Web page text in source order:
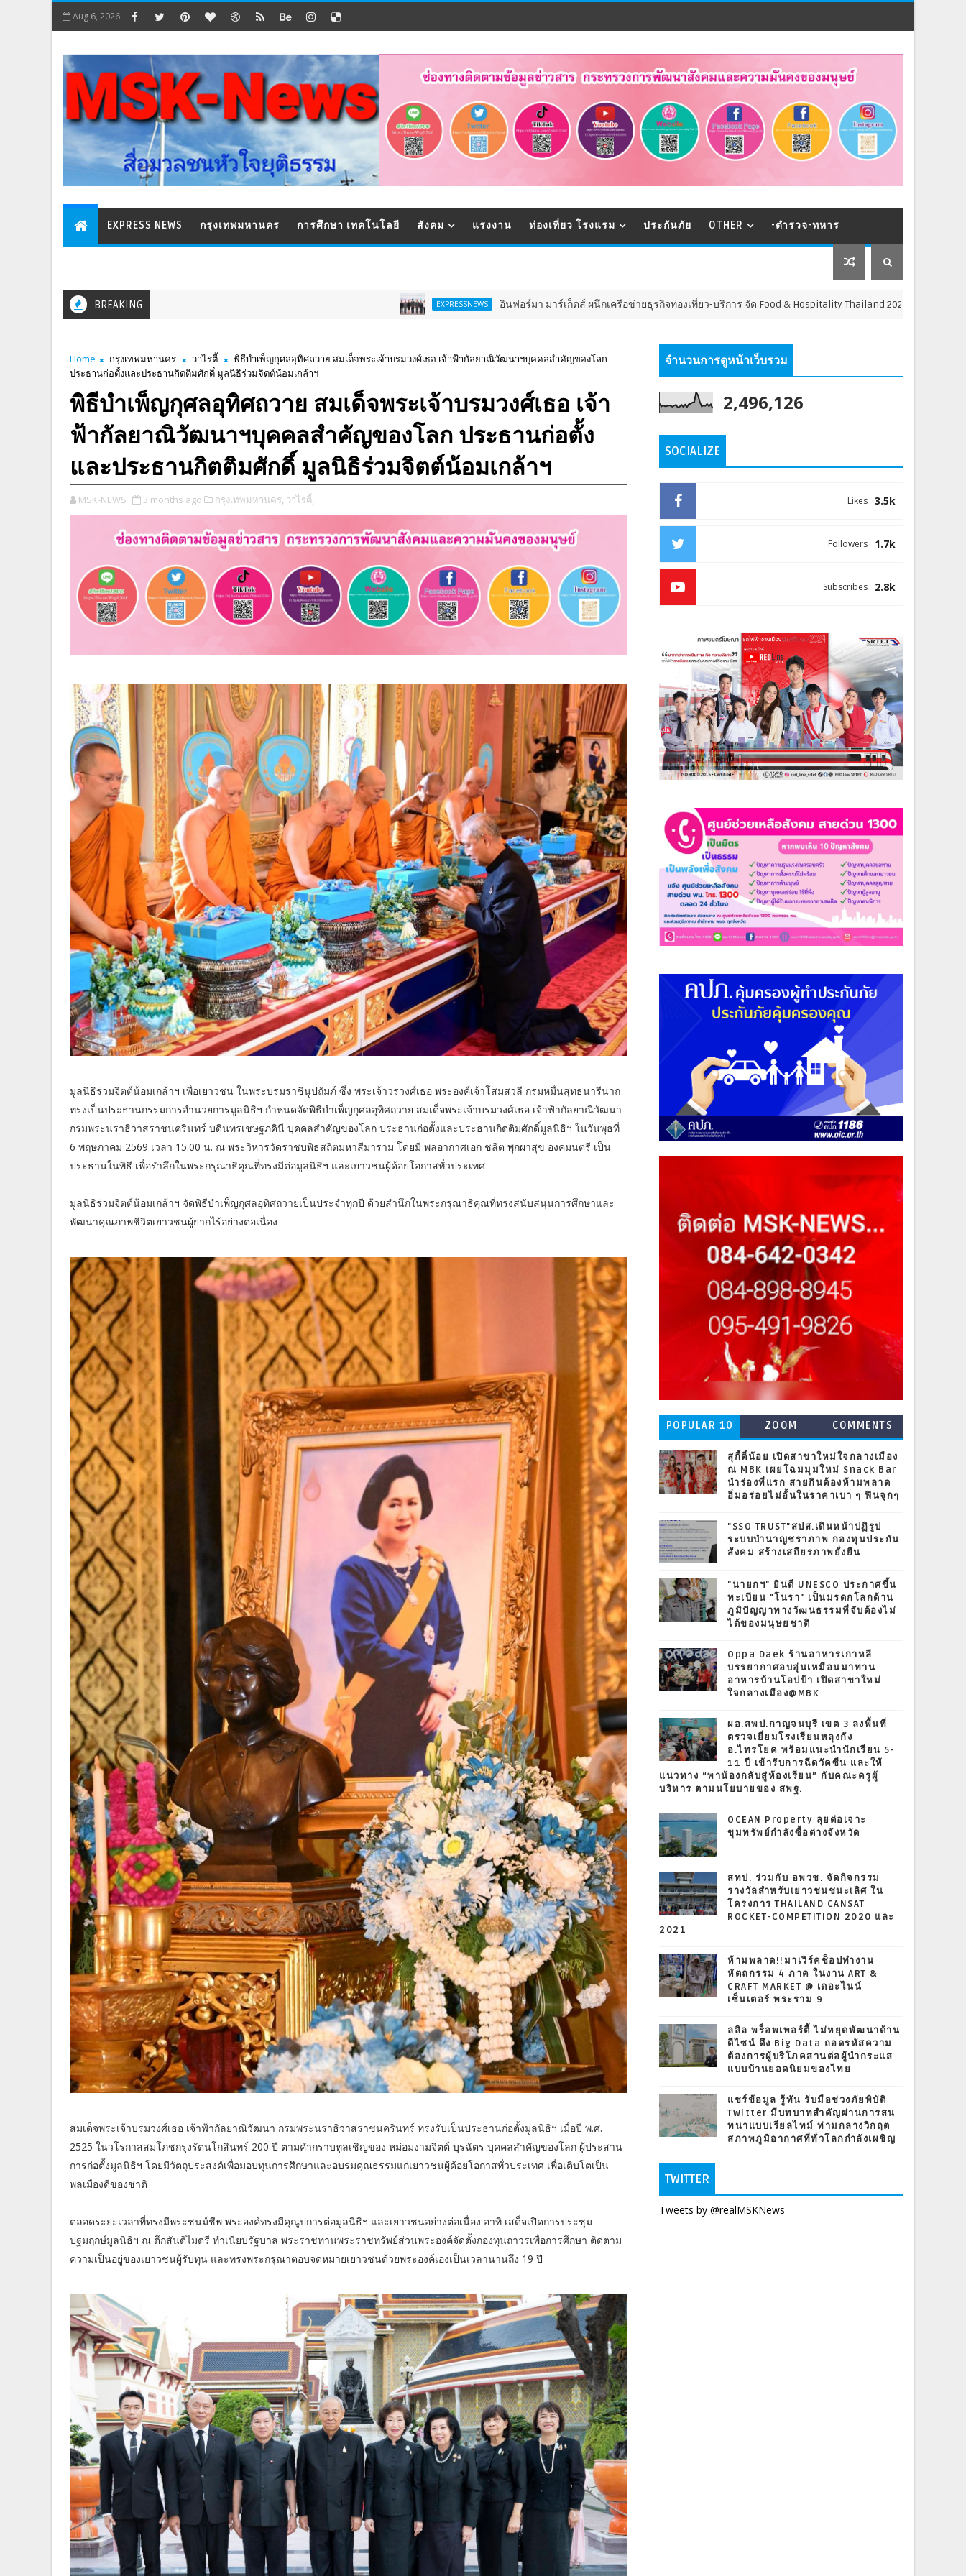
Aug 6, 2026
EXPRESS NEWS กรุงเทพมหานคร การศึกษา เทคโนโลยี สังคม แรงงาน ท่องเที่ยว โรงแรม ประกันภัย OTHER -ตำรวจ-ทหาร
BREAKING EXPRESSNEWS อินฟอร์มา มาร์เก็ตส์ ผนึกเครือข่ายธุรกิจท่องเที่ยว-บริการ จัด Food & Hospitality Thailand 2026 เชื่อม 4 งานใหญ่ สร้างโอกาส
Home กรุงเทพมหานคร วาไรตี้
พิธีบำเพ็ญกุศลอุทิศถวาย สมเด็จพระเจ้าบรมวงศ์เธอ เจ้าฟ้ากัลยาณิวัฒนาฯบุคคลสำคัญของโลก
ประธานก่อตั้งและประธานกิตติมศักดิ์ มูลนิธิร่วมจิตต์น้อมเกล้าฯ
พิธีบำเพ็ญกุศลอุทิศถวาย สมเด็จพระเจ้าบรมวงศ์เธอ เจ้า
ฟ้ากัลยาณิวัฒนาฯบุคคลสำคัญของโลก ประธานก่อตั้ง
และประธานกิตติมศักดิ์ มูลนิธิร่วมจิตต์น้อมเกล้าฯ
MSK-NEWS 3 months ago กรุงเทพมหานคร, วาไรตี้,
มูลนิธิร่วมจิตต์น้อมเกล้าฯ เพื่อเยาวชน ในพระบรมราชินูปถัมภ์ ซึ่ง พระเจ้าวรวงศ์เธอ พระองค์เจ้าโสมสวลี กรมหมื่นสุทธนารีนาถ
ทรงเป็นประธานกรรมการอำนวยการมูลนิธิฯ กำหนดจัดพิธีบำเพ็ญกุศลอุทิศถวาย สมเด็จพระเจ้าบรมวงศ์เธอ เจ้าฟ้ากัลยาณิวัฒนา
กรมพระนราธิวาสราชนครินทร์ บดินทรเชษฐภคินี บุคคลสำคัญของโลก ประธานก่อตั้งและประธานกิตติมศักดิ์มูลนิธิฯ ในวันพุธที่
6 พฤษภาคม 2569 เวลา 15.00 น. ณ พระวิหารวัดราชบพิธสถิตมหาสีมาราม โดยมี พลอากาศเอก ชลิต พุกผาสุข องคมนตรี เป็น
ประธานในพิธี เพื่อรำลึกในพระกรุณาธิคุณที่ทรงมีต่อมูลนิธิฯ และเยาวชนผู้ด้อยโอกาสทั่วประเทศ
มูลนิธิร่วมจิตต์น้อมเกล้าฯ จัดพิธีบำเพ็ญกุศลอุทิศถวายเป็นประจำทุกปี ด้วยสำนึกในพระกรุณาธิคุณที่ทรงสนับสนุนการศึกษาและ
พัฒนาคุณภาพชีวิตเยาวชนผู้ยากไร้อย่างต่อเนื่อง
สมเด็จพระเจ้าบรมวงศ์เธอ เจ้าฟ้ากัลยาณิวัฒนา กรมพระนราธิวาสราชนครินทร์ ทรงรับเป็นประธานก่อตั้งมูลนิธิฯ เมื่อปี พ.ศ.
2525 ในวโรกาสสมโภชกรุงรัตนโกสินทร์ 200 ปี ตามคำกราบทูลเชิญของ หม่อมงามจิตต์ บุรฉัตร บุคคลสำคัญของโลก ผู้ประสาน
การก่อตั้งมูลนิธิฯ โดยมีวัตถุประสงค์เพื่อมอบทุนการศึกษาและอบรมคุณธรรมแก่เยาวชนผู้ด้อยโอกาสทั่วประเทศ เพื่อเติบโตเป็น
พลเมืองดีของชาติ
ตลอดระยะเวลาที่ทรงมีพระชนม์ชีพ พระองค์ทรงมีคุณูปการต่อมูลนิธิฯ และเยาวชนอย่างต่อเนื่อง อาทิ เสด็จเปิดการประชุม
ปฐมฤกษ์มูลนิธิฯ ณ ตึกสันติไมตรี ทำเนียบรัฐบาล พระราชทานพระราชทรัพย์ส่วนพระองค์จัดตั้งกองทุนถาวรเพื่อการศึกษา ติดตาม
ความเป็นอยู่ของเยาวชนผู้รับทุน และทรงพระกรุณาตอบจดหมายเยาวชนด้วยพระองค์เองเป็นเวลานานถึง 19 ปี
จำนวนการดูหน้าเว็บรวม
2,496,126
SOCIALIZE
3.5k
Likes
1.7k
Followers
2.8k
Subscribes
POPULAR 10 ZOOM COMMENTS
สุกี้ตี๋น้อย เปิดสาขาใหม่ใจกลางเมือง
ณ MBK เผยโฉมมุมใหม่ Snack Bar
นำร่องที่แรก สายกินต้องห้ามพลาด
อิ่มอร่อยไม่อั้นในราคาเบา ๆ ฟินจุกๆ
"SSO TRUST"สปส.เดินหน้าปฏิรูป
ระบบบำนาญชราภาพ กองทุนประกัน
สังคม สร้างเสถียรภาพยั่งยืน
"นายกฯ" ยินดี UNESCO ประกาศขึ้น
ทะเบียน "โนรา" เป็นมรดกโลกด้าน
ภูมิปัญญาทางวัฒนธรรมที่จับต้องไม่
ได้ของมนุษยชาติ
Oppa Daek ร้านอาหารเกาหลี
บรรยากาศอบอุ่นเหมือนมาทาน
อาหารบ้านโอปป้า เปิดสาขาใหม่
ใจกลางเมือง@MBK
ผอ.สพป.กาญจนบุรี เขต 3 ลงพื้นที่
ตรวจเยี่ยมโรงเรียนหลุงกัง
อ.ไทรโยค พร้อมแนะนำนักเรียน 5-
11 ปี เข้ารับการฉีดวัคซีน และให้
แนวทาง “พาน้องกลับสู่ห้องเรียน” กับคณะครูผู้
บริหาร ตามนโยบายของ สพฐ.
OCEAN Property ลุยต่อเจาะ
ขุมทรัพย์กำลังซื้อต่างจังหวัด
สทป. ร่วมกับ อพวช. จัดกิจกรรม
รางวัลสำหรับเยาวชนชนะเลิศ ใน
โครงการ THAILAND CANSAT
ROCKET-COMPETITION 2020 และ
2021
ห้ามพลาด!!มาเวิร์คช็อปทำงาน
หัตถกรรม 4 ภาค ในงาน ART &
CRAFT MARKET @ เดอะไนน์
เซ็นเตอร์ พระราม 9
ลลิล พร็อพเพอร์ตี้ ไม่หยุดพัฒนาด้าน
ดีไซน์ ดึง Big Data ถอดรหัสความ
ต้องการผู้บริโภคสานต่อผู้นำกระแส
แบบบ้านยอดนิยมของไทย
แชร์ข้อมูล รู้ทัน รับมือช่วงภัยพิบัติ
Twitter มีบทบาทสำคัญผ่านการสน
ทนาแบบเรียลไทม์ ท่ามกลางวิกฤต
สภาพภูมิอากาศที่ทั่วโลกกำลังเผชิญ
TWITTER
Tweets by @realMSKNews